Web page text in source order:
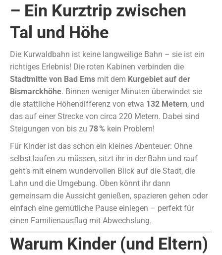
– Ein Kurztrip zwischen
Tal und Höhe
Die Kurwaldbahn ist keine langweilige Bahn – sie ist ein
richtiges Erlebnis! Die roten Kabinen verbinden die
Stadtmitte von Bad Ems mit dem Kurgebiet auf der
Bismarckhöhe. Binnen weniger Minuten überwindet sie
die stattliche Höhendifferenz von etwa 132 Metern, und
das auf einer Strecke von circa 220 Metern. Dabei sind
Steigungen von bis zu 78 % kein Problem!
Für Kinder ist das schon ein kleines Abenteuer: Ohne
selbst laufen zu müssen, sitzt ihr in der Bahn und rauf
geht’s mit einem wundervollen Blick auf die Stadt, die
Lahn und die Umgebung. Oben könnt ihr dann
gemeinsam die Aussicht genießen, spazieren gehen oder
einfach eine gemütliche Pause einlegen – perfekt für
einen Familienausflug mit Abwechslung.
Warum Kinder (und Eltern)